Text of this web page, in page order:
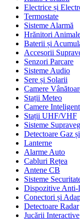
Electrice și
Termostate
Sisteme Alarmă
Hrănitori
Baterii și
Accesorii
Senzori Parcare
Sisteme Audio
Sere și Solarii
Camere
Stații Meteo
Camere
Stații UHF/VHF
Sisteme
Detectoare Gaz
Lanterne
Alarme Auto
Cabluri Rețea
Antene CB
Sisteme
Dispozitive Anti-
Conectori și
Detectoare Radar
Jucării Interactive